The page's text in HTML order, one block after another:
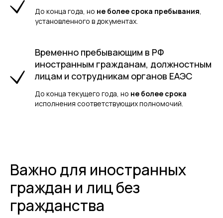
До конца года, но не более срока пребывания,
установленного в документах.
Временно пребывающим в РФ
иностранным гражданам, должностным
лицам и сотрудникам органов ЕАЭС
До конца текущего года, но не более срока
исполнения соответствующих полномочий.
Важно для иностранных
граждан и лиц без
гражданства